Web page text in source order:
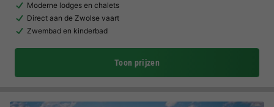
Moderne lodges en chalets
Direct aan de Zwolse vaart
Zwembad en kinderbad
Toon prijzen